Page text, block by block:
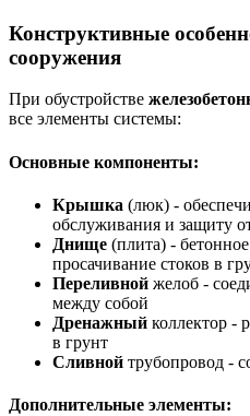
Конструктивные
сооружения
При обустройстве
все элементы системы:
Основные компоненты:
Крышка (люк) -
обслуживания и защиту
Днище (плита) -
просачивание стоков в
Переливной желоб -
между собой
Дренажный коллектор -
в грунт
Сливной трубопровод -
Дополнительные элементы: